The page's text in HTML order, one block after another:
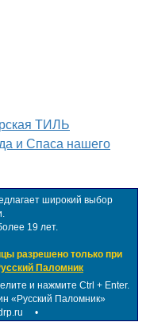
ТИЛЬ
и Спаса нашего
широкий выбор
19 лет.
разрешено только при
Паломник
и нажмите Ctrl + Enter.
«Русский Паломник»
•